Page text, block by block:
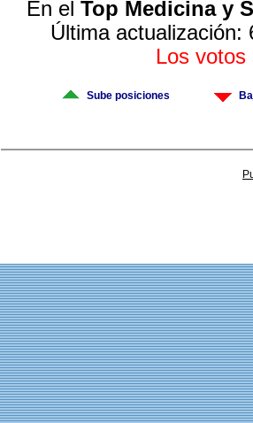
En el Top Medicina y
Última actualización:
Los votos
Sube posiciones